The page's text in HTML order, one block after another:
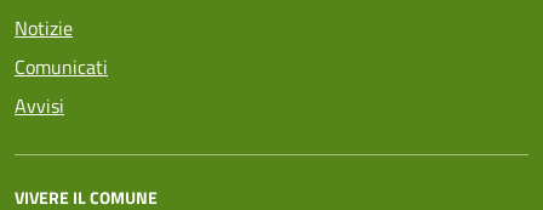
Notizie
Comunicati
Avvisi
VIVERE IL COMUNE